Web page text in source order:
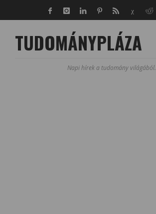
TUDOMÁNYPLÁZA
Napi hírek a tudomány világából.